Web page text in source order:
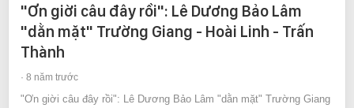
"Ơn giời câu đây rồi": Lê Dương Bảo Lâm
"dằn mặt" Trường Giang - Hoài Linh - Trấn
Thành
8 năm trước
"Ơn giời câu đây rồi": Lê Dương Bảo Lâm "dằn mặt" Trường Giang